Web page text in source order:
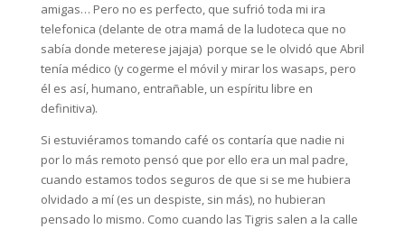
amigas… Pero no es perfecto, que sufrió toda mi ira
telefonica (delante de otra mamá de la ludoteca que no
sabía donde meterese jajaja) porque se le olvidó que Abril
tenía médico (y cogerme el móvil y mirar los wasaps, pero
él es así, humano, entrañable, un espíritu libre en
definitiva).
Si estuviéramos tomando café os contaría que nadie ni
por lo más remoto pensó que por ello era un mal padre,
cuando estamos todos seguros de que si se me hubiera
olvidado a mí (es un despiste, sin más), no hubieran
pensado lo mismo. Como cuando las Tigris salen a la calle